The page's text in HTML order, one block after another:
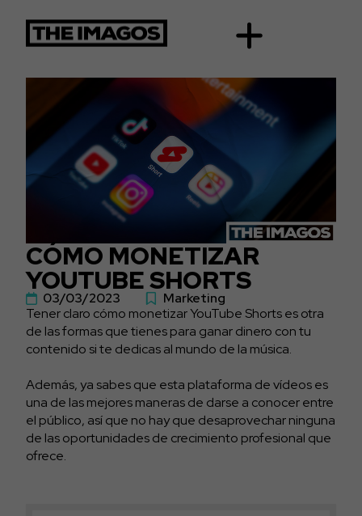
CÓMO MONETIZAR
YOUTUBE SHORTS
03/03/2023
Marketing
Tener claro cómo monetizar YouTube Shorts es otra
de las formas que tienes para ganar dinero con tu
contenido si te dedicas al mundo de la música.
Además, ya sabes que esta plataforma de vídeos es
una de las mejores maneras de darse a conocer entre
el público, así que no hay que desaprovechar ninguna
de las oportunidades de crecimiento profesional que
ofrece.